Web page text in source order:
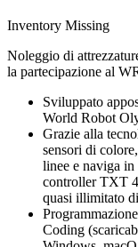
Inventory Missing
Noleggio di
la partecipazione al
Sviluppato
World Robot
Grazie alla
sensori di
linee e naviga
controller TXT
quasi illimitato
Coding